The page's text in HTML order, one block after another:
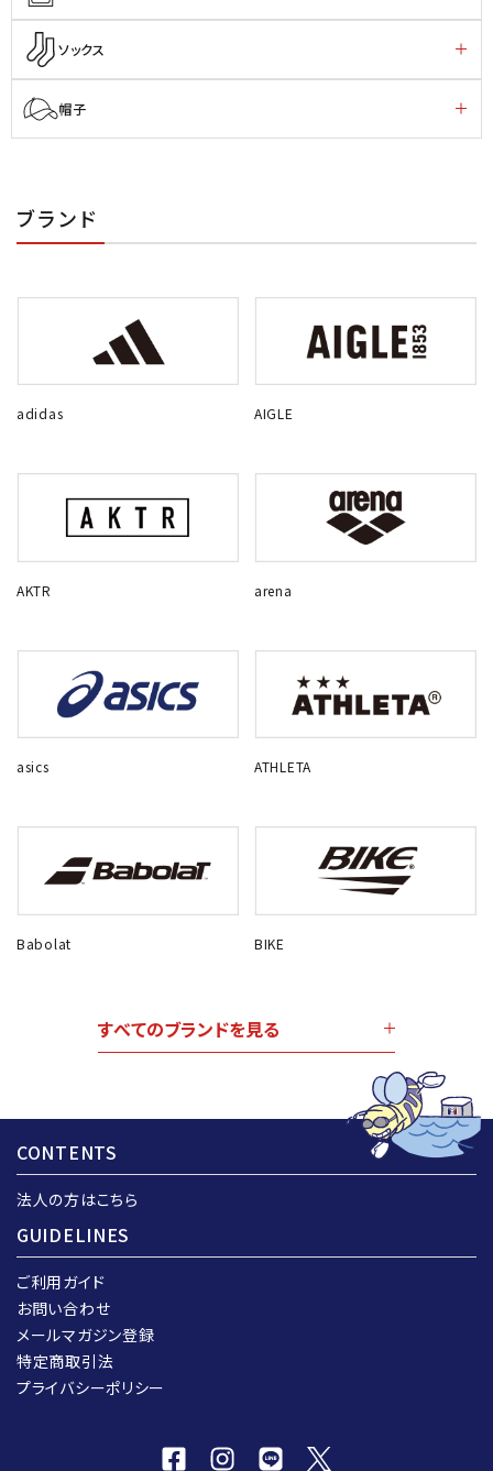
ソックス
帽子
ブランド
adidas AIGLE
AKTR arena
asics ATHLETA
Babolat BIKE
すべてのブランドを見る
CONTENTS
法人の方はこちら
GUIDELINES
ご利用ガイド
お問い合わせ
メールマガジン登録
特定商取引法
プライバシーポリシー